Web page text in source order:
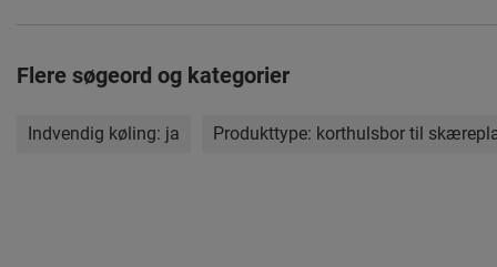
Flere søgeord og kategorier
Indvendig køling: ja Produkttype: korthulsbor til